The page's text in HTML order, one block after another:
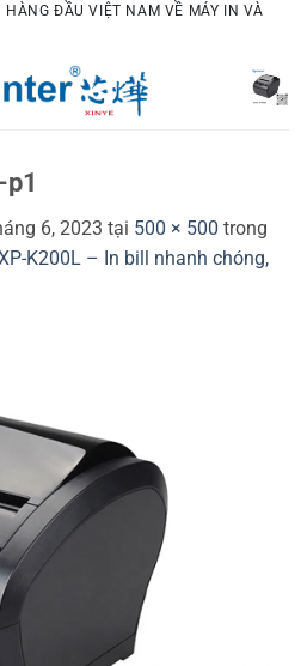
HÀNG ĐẦU VIỆT NAM VỀ MÁY IN VÀ
6, 2023 tại 500 × 500 trong
K200L – In bill nhanh chóng,